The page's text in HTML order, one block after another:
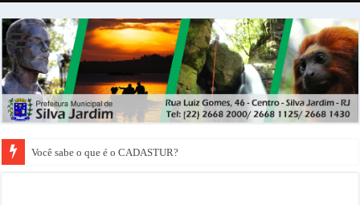
Você sabe o que é o CADASTUR?